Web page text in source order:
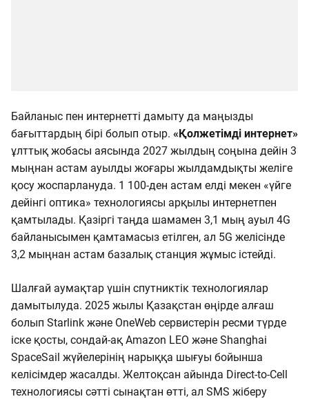
Байланыс пен интернетті дамыту да маңызды
бағыттардың бірі болып отыр. «Қолжетімді интернет»
ұлттық жобасы аясында 2027 жылдың соңына дейін 3
мыңнан астам ауылды жоғары жылдамдықты желіге
қосу жоспарлануда. 1 100-ден астам елді мекен «үйге
дейінгі оптика» технологиясы арқылы интернетпен
қамтылады. Қазіргі таңда шамамен 3,1 мың ауыл 4G
байланысымен қамтамасыз етілген, ал 5G желісінде
3,2 мыңнан астам базалық станция жұмыс істейді.
Шалғай аумақтар үшін спутниктік технологиялар
дамытылуда. 2025 жылы Қазақстан өңірде алғаш
болып Starlink және OneWeb сервистерін ресми түрде
іске қосты, сондай-ақ Amazon LEO және Shanghai
SpaceSail жүйелерінің нарыққа шығуы бойынша
келісімдер жасалды. Желтоқсан айында Direct-to-Cell
технологиясы сәтті сынақтан өтті, ал SMS жіберу